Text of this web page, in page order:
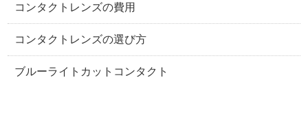
コンタクトレンズの費用
コンタクトレンズの選び方
ブルーライトカットコンタクト